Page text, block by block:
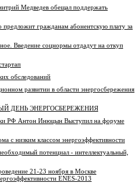
Медведев обещал поддержать
предложит гражданам абонентскую плату за
Введение соцнормы отдадут на откуп
обследований
развитии в области энергосбережения
ДЕНЬ ЭНЕРГОСБЕРЕЖЕНИЯ
РФ Антон Инюцын Выступил на форуме
с низким классом энергоэффективности
потенциал - интеллектуальный,
21-23 ноября в Москве
ENES-2013